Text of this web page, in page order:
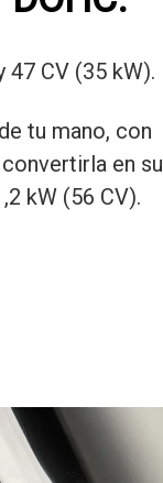
CV (35 kW).
tu mano, con
en su
kW (56 CV).